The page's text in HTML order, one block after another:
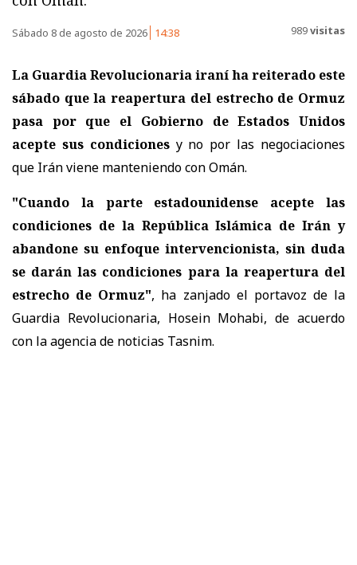
Sábado 8 de agosto de 2026 14:38 989visitas
La Guardia Revolucionaria iraní ha reiterado este
sábado que la reapertura del estrecho de Ormuz
pasa por que el Gobierno de Estados Unidos
acepte sus condicionesy no por las negociaciones
que Irán viene manteniendo con Omán.
"Cuando la parte estadounidense acepte las
condiciones de la República Islámica de Irán y
abandone su enfoque intervencionista, sin duda
se darán las condiciones para la reapertura del
estrecho de Ormuz", ha zanjado el portavoz de la
Guardia Revolucionaria, Hosein Mohabi, de acuerdo
con la agencia de noticias Tasnim.